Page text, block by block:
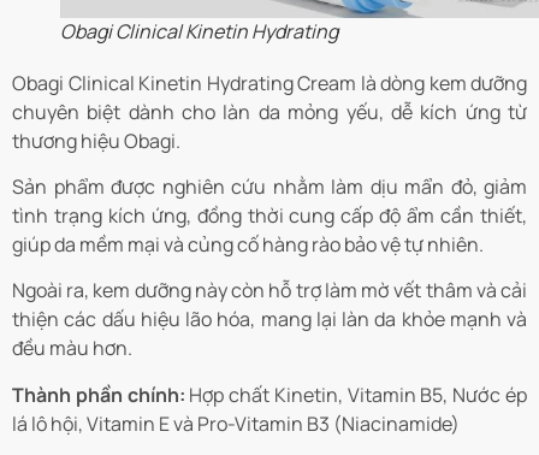
Obagi Clinical Kinetin Hydrating
Obagi Clinical Kinetin Hydrating Cream là dòng kem dưỡng
chuyên biệt dành cho làn da mỏng yếu, dễ kích ứng từ
thương hiệu Obagi.
Sản phẩm được nghiên cứu nhằm làm dịu mẩn đỏ, giảm
tình trạng kích ứng, đồng thời cung cấp độ ẩm cần thiết,
giúp da mềm mại và củng cố hàng rào bảo vệ tự nhiên.
Ngoài ra, kem dưỡng này còn hỗ trợ làm mờ vết thâm và cải
thiện các dấu hiệu lão hóa, mang lại làn da khỏe mạnh và
đều màu hơn.
Thành phần chính: Hợp chất Kinetin, Vitamin B5, Nước ép
lá lô hội, Vitamin E và Pro-Vitamin B3 (Niacinamide)